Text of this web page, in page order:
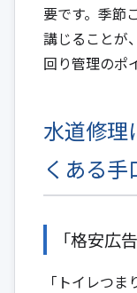
要です。季節
講じることが
回り管理のポ
水道修理
くある
「格安広
「トイレつ